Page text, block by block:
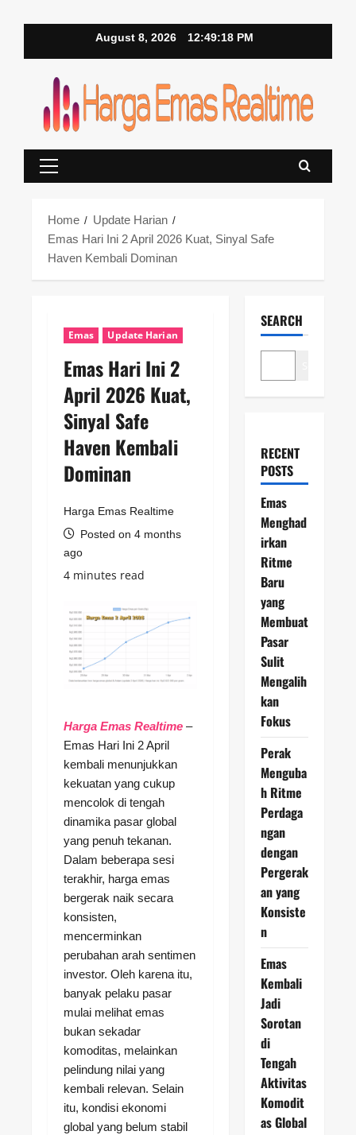
August 8, 2026 12:49:19 PM
Primary
Home
Update Harian
Emas Hari Ini 2 April 2026 Kuat, Sinyal Safe
Haven Kembali Dominan
Emas Update Harian
Emas Hari Ini 2
April 2026 Kuat,
Sinyal Safe
Haven Kembali
Dominan
Harga Emas Realtime
Posted on 4 months
ago
4 minutes read
Harga Emas Realtime –
Emas Hari Ini 2 April
kembali menunjukkan
kekuatan yang cukup
mencolok di tengah
dinamika pasar global
yang penuh tekanan.
Dalam beberapa sesi
terakhir, harga emas
bergerak naik secara
konsisten,
mencerminkan
perubahan arah sentimen
investor. Oleh karena itu,
banyak pelaku pasar
mulai melihat emas
bukan sekadar
komoditas, melainkan
pelindung nilai yang
kembali relevan. Selain
itu, kondisi ekonomi
global yang belum stabil
SEARCH
RECENT
POSTS
Emas
Menghad
irkan
Ritme
Baru
yang
Membuat
Pasar
Sulit
Mengalih
kan
Fokus
Perak
Menguba
h Ritme
Perdaga
ngan
dengan
Pergerak
an yang
Konsiste
n
Emas
Kembali
Jadi
Sorotan
di
Tengah
Aktivitas
Komodit
as Global